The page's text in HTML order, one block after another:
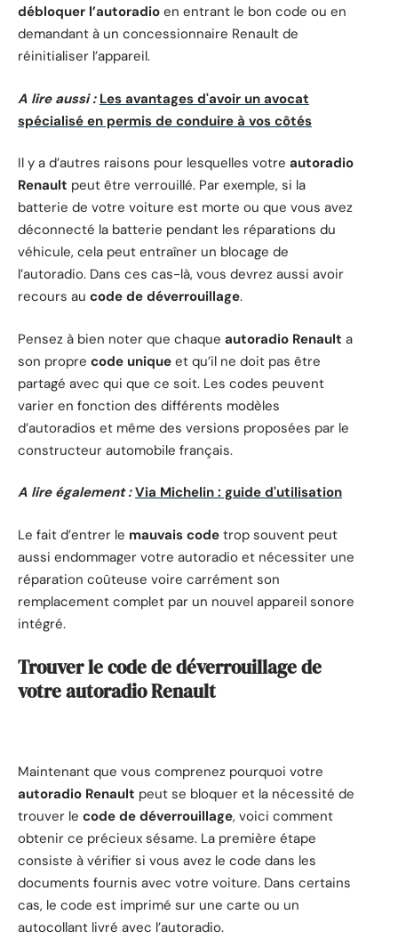
débloquer l’autoradio en entrant le bon code ou en
demandant à un concessionnaire Renault de
réinitialiser l’appareil.
A lire aussi : Les avantages d'avoir un avocat
spécialisé en permis de conduire à vos côtés
Il y a d’autres raisons pour lesquelles votre autoradio
Renault peut être verrouillé. Par exemple, si la
batterie de votre voiture est morte ou que vous avez
déconnecté la batterie pendant les réparations du
véhicule, cela peut entraîner un blocage de
l’autoradio. Dans ces cas-là, vous devrez aussi avoir
recours au code de déverrouillage.
Pensez à bien noter que chaque autoradio Renault a
son propre code unique et qu’il ne doit pas être
partagé avec qui que ce soit. Les codes peuvent
varier en fonction des différents modèles
d’autoradios et même des versions proposées par le
constructeur automobile français.
A lire également : Via Michelin : guide d'utilisation
Le fait d’entrer le mauvais code trop souvent peut
aussi endommager votre autoradio et nécessiter une
réparation coûteuse voire carrément son
remplacement complet par un nouvel appareil sonore
intégré.
Trouver le code de déverrouillage de
votre autoradio Renault
Maintenant que vous comprenez pourquoi votre
autoradio Renault peut se bloquer et la nécessité de
trouver le code de déverrouillage, voici comment
obtenir ce précieux sésame. La première étape
consiste à vérifier si vous avez le code dans les
documents fournis avec votre voiture. Dans certains
cas, le code est imprimé sur une carte ou un
autocollant livré avec l’autoradio.